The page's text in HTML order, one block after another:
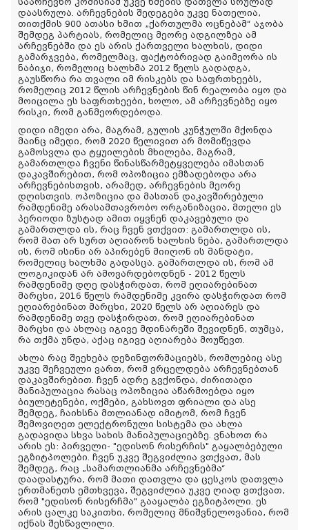
საარჩევნო კომისიამ უკვე ხმების დათვლა სრულად
დაასრულა. არჩევნების შედეგები უკვე ნათელია,
თითქმის 900 ათასი ხმით „ქართულმა ოცნებამ“ აჯობა
შემდეგ პარტიას, რომელიც მეორე ადგილზეა ამ
არჩევნებში და ეს არის ქართველი ხალხის, დიდი
გამარჯვება, რომელმაც, ფაქტობრივად გაიმეორა ის
ნაბიჯი, რომელიც ხალხმა 2012 წელს გადადგა,
გაუსწორა რა თვალი იმ რისკებს და საფრთხეებს,
რომელიც 2012 წლის არჩევნების წინ რეალობა იყო და
მოიცილა ეს საფრთხეები, ხოლო, ამ არჩევნებზე იყო
რისკი, რომ განმეორდებოდა.
დიდი იმედი არა, მაგრამ, გულის კუნჭულში მქონდა
მაინც იმედი, რომ 2020 წელივით არ მომიწევდა
გამოსვლა და ტყუილების მხილება, მაგრამ,
გამართლდა ჩვენი წინასწარმეტყველება იმასთან
დაკავშირებით, რომ ოპოზიცია ემზადებოდა არა
არჩევნებისთვის, არამედ, არჩევნების მეორე
დღისთვის. ოპოზიცია და მასთან დაკავშირებული
რამდენიმე არასამთავრობო ორგანიზაცია, მთელი ეს
პერიოდი ზუსტად ამით იყვნენ დაკავებული და
გამართლდა ის, რაც ჩვენ ვთქვით: გამართლდა ის,
რომ მათ არ სურთ აღიარონ ხალხის ნება, გამართლდა
ის, რომ ისინი არ აპირებენ მიიღონ ის მანდატი,
რომელიც ხალხმა გადასცა. გამართლდა ის, რომ ამ
ლოგიკიდან არ ამოვარდებოდნენ - 2012 წელს
რამდენიმე დღე დასჭირდათ, რომ ეღიარებინათ
მარცხი, 2016 წელს რამდენიმე კვირა დასჭირდათ რომ
ეღიარებინათ მარცხი, 2020 წელს არ აღიარეს და
რამდენიმე თვე დასჭირდათ, რომ ეღიარებინათ
მარცხი და ახლაც იგივე მდინარეში შევიდნენ, თუმცა,
რა თქმა უნდა, აქაც იგივე აღიარება მოუწევთ.
ახლა რაც შეეხება დეზინფორმაციებს, რომლებიც ასე
უკვე შეჩვეული ვართ, რომ ვრცელდება არჩევნებთან
დაკავშირებით. ჩვენ ადრე გვქონდა, ძირითადი
მანიპულაცია რასაც ოპოზიცია აწარმოებდა იყო
ბიულეტენები, ოქმები, გახსოვთ ფრიალი და ასე
შემდეგ, ჩაიხსნა მთლიანად იმიტომ, რომ ჩვენ
შემოვიღეთ ელექტრონული სისტემა და ახლა
გადავიდა სხვა სახის მანიპულაციებზე. ვნახოთ რა
არის ეს: პირველი- "ედისონ რისერჩის" გაყალბებული
ეგზიტპოლები. ჩვენ უკვე შეგვიძლია ვთქვათ, მას
შემდეგ, რაც „სამართლიანმა არჩევნებმა“
დაადასტურა, რომ მათი დათვლა და ცესკოს დათვლა
ერთმანეთს ემთხვევა, შეგვიძლია უკვე ღიად ვთქვათ,
რომ "ედისონ რისერჩმა" გააყალბა ეგზიტპოლი. ეს
არის ცალკე საკითხი, რომელიც მნიშვნელოვანია, რომ
იქნას შესწავლილი.